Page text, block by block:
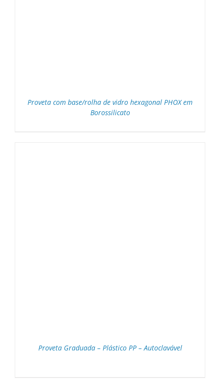
Proveta com base/rolha de vidro hexagonal PHOX em
Borossilicato
Proveta Graduada – Plástico PP – Autoclavável